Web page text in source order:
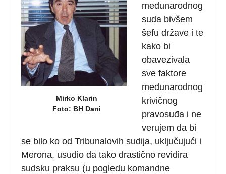
Mirko Klarin
Foto: BH Dani
međunarodnog
suda bivšem
šefu države i te
kako bi
obavezivala
sve faktore
međunarodnog
krivičnog
pravosuđa i ne
verujem da bi
se bilo ko od Tribunalovih sudija, uključujući i
Merona, usudio da tako drastično revidira
sudsku praksu (u pogledu komandne